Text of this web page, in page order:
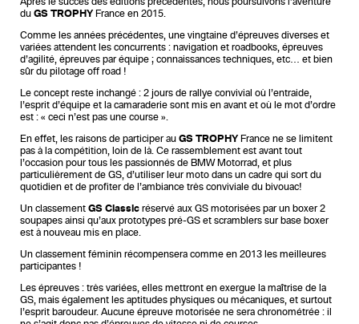
du GS TROPHYFrance en 2015.
Comme les années précédentes, une vingtaine d’épreuves diverses et
variées attendent les concurrents : navigation et roadbooks, épreuves
d’agilité, épreuves par équipe ; connaissances techniques, etc… et bien
sûr du pilotage off road !
Le concept reste inchangé : 2 jours de rallye convivial où l’entraide,
l’esprit d’équipe et la camaraderie sont mis en avant et où le mot d’ordre
est : « ceci n’est pas une course ».
En effet, les raisons de participer au GS TROPHYFrance ne se limitent
pas à la compétition, loin de là. Ce rassemblement est avant tout
l’occasion pour tous les passionnés de BMW Motorrad, et plus
particulièrement de GS, d’utiliser leur moto dans un cadre qui sort du
quotidien et de profiter de l’ambiance très conviviale du bivouac!
Un classement GS Classic réservé aux GS motorisées par un boxer 2
soupapes ainsi qu’aux prototypes pré-GS et scramblers sur base boxer
est à nouveau mis en place.
Un classement féminin récompensera comme en 2013 les meilleures
participantes !
Les épreuves : très variées, elles mettront en exergue la maîtrise de la
GS, mais également les aptitudes physiques ou mécaniques, et surtout
l’esprit baroudeur. Aucune épreuve motorisée ne sera chronométrée : il